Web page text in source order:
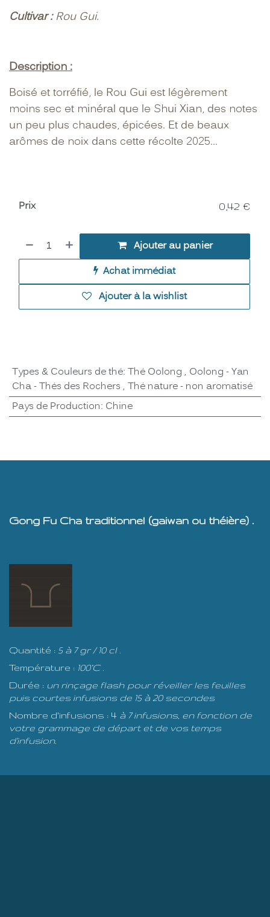
Cultivar :Rou Gui.
Description :
Boisé et torréfié, le Rou Gui est légèrement
moins sec et minéral que le Shui Xian, des notes
un peu plus chaudes, épicées. Et de beaux
arômes de noix dans cette récolte 2025...
Ajouter au panier
Achat immédiat
Ajouter à la wishlist
Prix 0,42 €
Types & Couleurs de thé: Thé Oolong , Oolong - Yan
Cha - Thés des Rochers , Thé nature - non aromatisé
Pays de Production: Chine
Gong Fu Cha traditionnel (gaiwan ou théière) .
Quantité : 5 à 7 gr / 10 cl .
Température : 100°C .
Durée : un rinçage flash pour réveiller les feuilles
puis courtes infusions de 15 à 20 secondes
Nombre d'infusions : 4 à 7 infusions, en fonction de
votre grammage de départ et de vos temps
d'infusion.